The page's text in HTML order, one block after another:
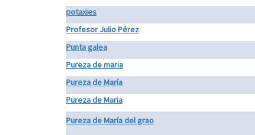
potaxies
Profesor Julio Pérez
Punta galea
Pureza de maria
Pureza de María
Pureza de Maria
Pureza de María del grao